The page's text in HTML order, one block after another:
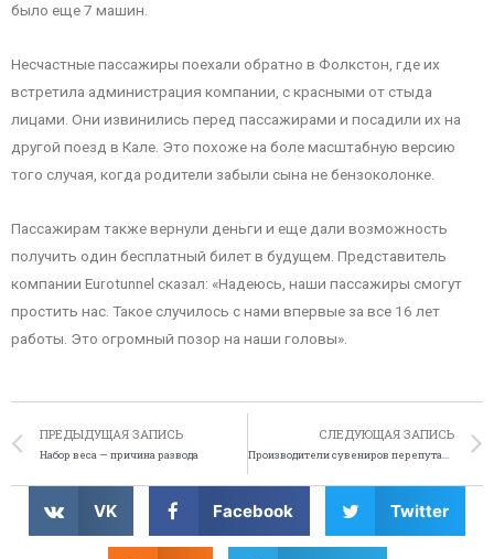
было еще 7 машин.
Несчастные пассажиры поехали обратно в Фолкстон, где их
встретила администрация компании, с красными от стыда
лицами. Они извинились перед пассажирами и посадили их на
другой поезд в Кале. Это похоже на боле масштабную версию
того случая, когда родители забыли сына не бензоколонке.
Пассажирам также вернули деньги и еще дали возможность
получить один бесплатный билет в будущем. Представитель
компании Eurotunnel сказал: «Надеюсь, наши пассажиры смогут
простить нас. Такое случилось с нами впервые за все 16 лет
работы. Это огромный позор на наши головы».
ПРЕДЫДУЩАЯ ЗАПИСЬ
Набор веса — причина развода
СЛЕДУЮЩАЯ ЗАПИСЬ
Производители сувениров перепутали британских принцев
VK Facebook Twitter